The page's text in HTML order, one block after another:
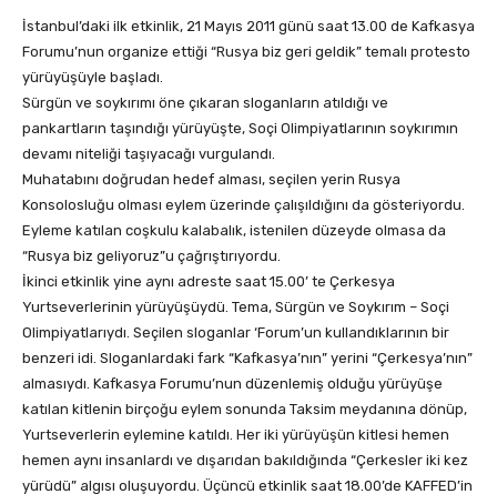
İstanbul’daki ilk etkinlik, 21 Mayıs 2011 günü saat 13.00 de Kafkasya
Forumu’nun organize ettiği “Rusya biz geri geldik” temalı protesto
yürüyüşüyle başladı.
Sürgün ve soykırımı öne çıkaran sloganların atıldığı ve
pankartların taşındığı yürüyüşte, Soçi Olimpiyatlarının soykırımın
devamı niteliği taşıyacağı vurgulandı.
Muhatabını doğrudan hedef alması, seçilen yerin Rusya
Konsolosluğu olması eylem üzerinde çalışıldığını da gösteriyordu.
Eyleme katılan coşkulu kalabalık, istenilen düzeyde olmasa da
“Rusya biz geliyoruz”u çağrıştırıyordu.
İkinci etkinlik yine aynı adreste saat 15.00’ te Çerkesya
Yurtseverlerinin yürüyüşüydü. Tema, Sürgün ve Soykırım – Soçi
Olimpiyatlarıydı. Seçilen sloganlar ‘Forum’un kullandıklarının bir
benzeri idi. Sloganlardaki fark “Kafkasya’nın” yerini “Çerkesya’nın”
almasıydı. Kafkasya Forumu’nun düzenlemiş olduğu yürüyüşe
katılan kitlenin birçoğu eylem sonunda Taksim meydanına dönüp,
Yurtseverlerin eylemine katıldı. Her iki yürüyüşün kitlesi hemen
hemen aynı insanlardı ve dışarıdan bakıldığında “Çerkesler iki kez
yürüdü” algısı oluşuyordu. Üçüncü etkinlik saat 18.00’de KAFFED’in